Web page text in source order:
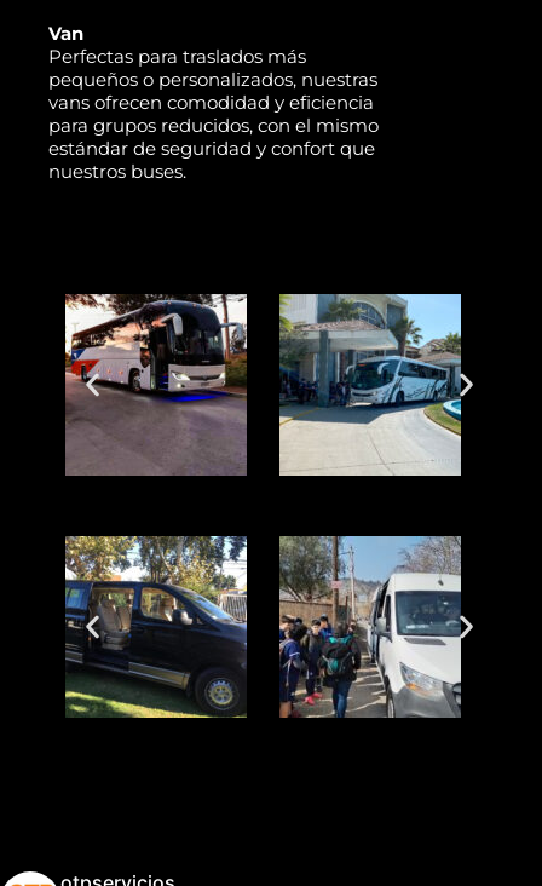
Van
Perfectas para traslados más
pequeños o personalizados, nuestras
vans ofrecen comodidad y eficiencia
para grupos reducidos, con el mismo
estándar de seguridad y confort que
nuestros buses.